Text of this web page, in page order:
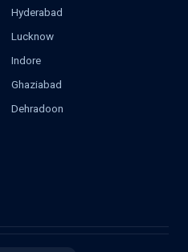
Hyderabad
Lucknow
Indore
Ghaziabad
Dehradoon